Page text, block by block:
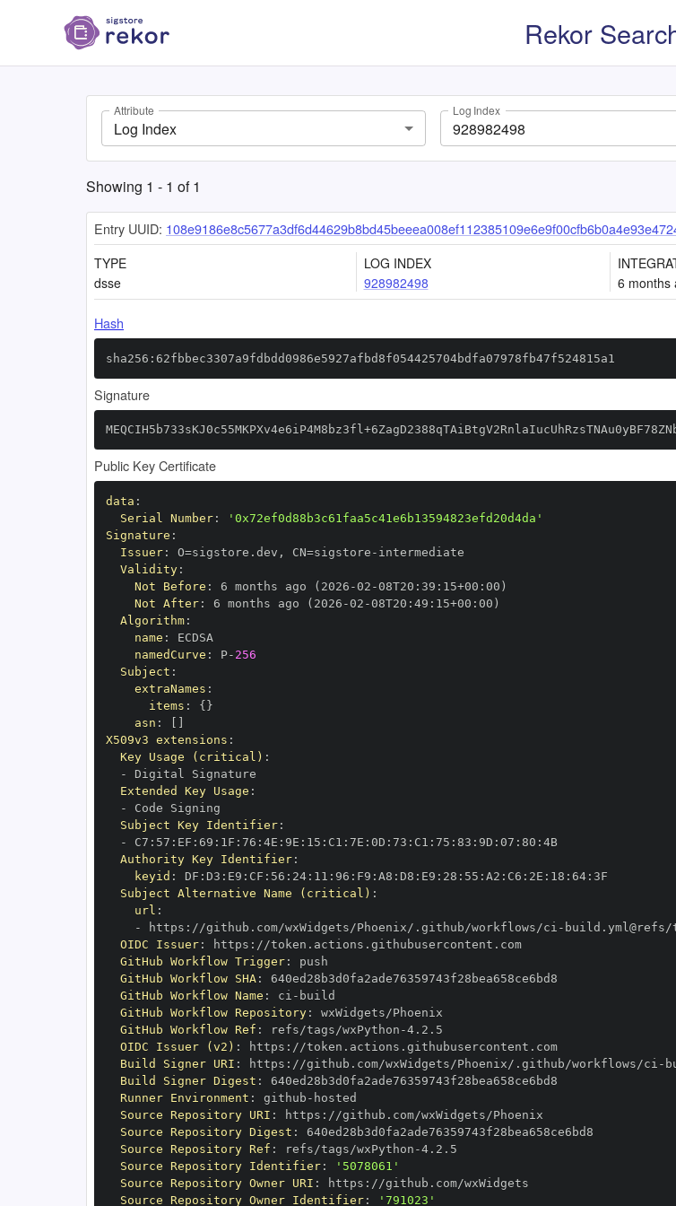
Rekor
Attribute
Log Index
Log Index
Showing 1 - 1 of1
Entry UUID:
TYPE
dsse
LOG INDEX
928982498
6 months
Hash
sha256:62fbbec3307a9fdbdd0986e5927afbd8f054425704bdfa07978fb47f524815a1
Signature
Public Key Certificate
data :
Serial Number:
'0x72ef0d88b3c61faa5c41e6b13594823efd20d4da'
Signature :
Issuer: O=sigstore.dev , CN=sigstore -
Validity:
Not Before : 6 months ago (2026 -02 -08T20 : 39 : 15+00 :
Not After: 6 months ago (2026 -02 -08T20 : 49 : 15+00 :
Algorithm:
name :
namedCurve : P- 256
Subject :
extraNames :
items : { }
asn :
X509v3 extensions :
Key Usage (critical) :
-
Extended Key Usage :
-
Subject Key Identifier:
-
C7 : 57 : EF : 69 : 1F : 76 : 4E : 9E : 15 : C1 : 7E : 0D : 73 : C1 : 75 : 83 : 9D : 07 : 80 :
4B
Authority Key Identifier:
keyid : DF : D3 : E9 : CF : 56 : 24: 11 : 96 : F9 : A8 : D8 : E9 : 28 : 55 : A2 : C6 : 2E : 18 : 64:
Subject Alternative Name (critical) :
url :
-
https : //github.com/wxWidgets/Phoenix/.github/workflows/ci - build.yml@refs/
OIDC Issuer: https :
//token.actions.githubusercontent.com
GitHub Workflow Trigger:
GitHub Workflow SHA:
GitHub Workflow Name : ci -
GitHub Workflow Repository:
GitHub Workflow Ref : refs/tags/wxPython -
OIDC Issuer (v2) : https :
//token.actions.githubusercontent.com
Build Signer URI : https : //github.com/wxWidgets/Phoenix/.github/workflows/ci -
Build Signer Digest :
Runner Environment : github -
Source Repository URI : https :
Source Repository Digest :
Source Repository Ref : refs/tags/wxPython -
Source Repository Identifier:
'5078061'
Source Repository Owner URI : https :
Source Repository Owner Identifier: '791023'